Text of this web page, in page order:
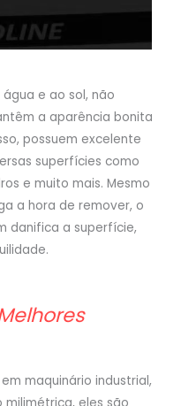
e ao sol, não
a aparência bonita
possuem excelente
superfícies como
e muito mais. Mesmo
a hora de remover, o
danifica a superfície,
maquinário industrial,